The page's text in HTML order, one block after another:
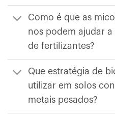
Como é que as
nos podem ajudar
de fertilizantes?
Que estratégia de
utilizar em solos
metais pesados?